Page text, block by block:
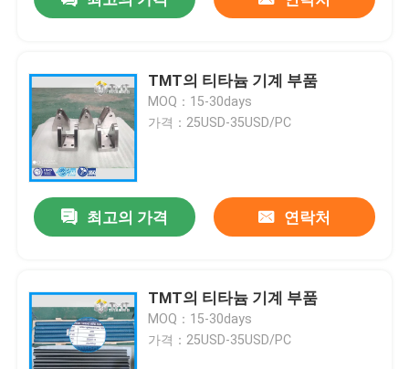
TMT의 티타늄 기계 부품
MOQ：15-30days
가격：25USD-35USD/PC
최고의 가격 연락처
TMT의 티타늄 기계 부품
MOQ：15-30days
가격：25USD-35USD/PC